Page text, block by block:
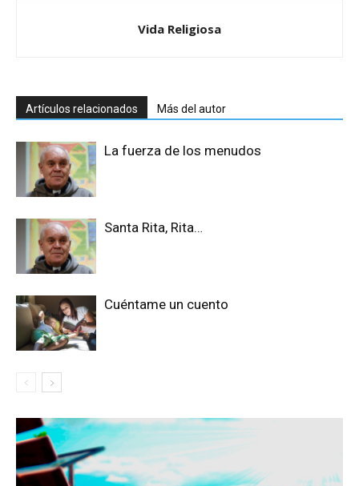
Vida Religiosa
Artículos relacionados Más del autor
La fuerza de los menudos
Santa Rita, Rita…
Cuéntame un cuento